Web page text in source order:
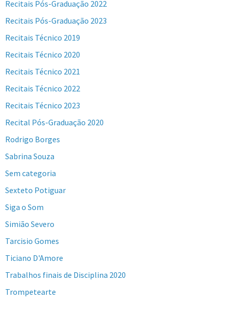
Recitais Pós-Graduação 2022
Recitais Pós-Graduação 2023
Recitais Técnico 2019
Recitais Técnico 2020
Recitais Técnico 2021
Recitais Técnico 2022
Recitais Técnico 2023
Recital Pós-Graduação 2020
Rodrigo Borges
Sabrina Souza
Sem categoria
Sexteto Potiguar
Siga o Som
Simião Severo
Tarcisio Gomes
Ticiano D'Amore
Trabalhos finais de Disciplina 2020
Trompetearte